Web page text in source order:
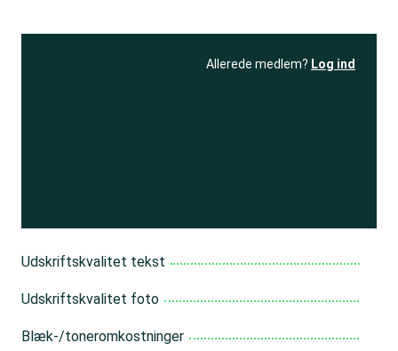
Allerede medlem? Log ind
Udskriftskvalitet tekst
Udskriftskvalitet foto
Blæk-/toneromkostninger